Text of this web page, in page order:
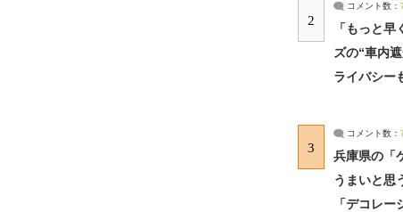
2
コメント数：
「もっと
ズの“車内
ライバシー
3
コメント数：
兵庫県の「
うまいと思
「デコレー